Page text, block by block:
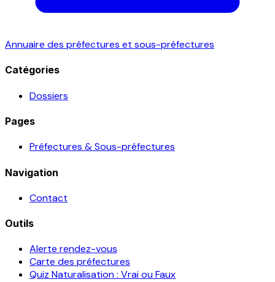
Annuaire des préfectures et sous-préfectures
Catégories
Dossiers
Pages
Préfectures & Sous-préfectures
Navigation
Contact
Outils
Alerte rendez-vous
Carte des préfectures
Quiz Naturalisation : Vrai ou Faux